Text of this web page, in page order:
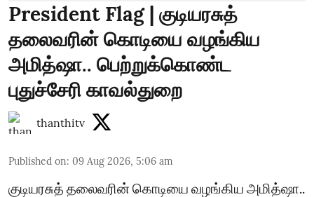
President Flag | குடியரசுத்
தலைவரின் கொடியை வழங்கிய
அமித்ஷா.. பெற்றுக்கொண்ட
புதுச்சேரி காவல்துறை
thanthitv
Published on: 09 Aug 2026, 5:06 am
குடியரசுத் தலைவரின் கொடியை வழங்கிய அமித்ஷா..